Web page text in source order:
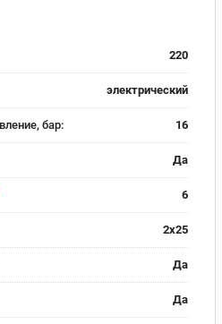
220
электрический
бар: 16
Да
6
2х25
Да
Да